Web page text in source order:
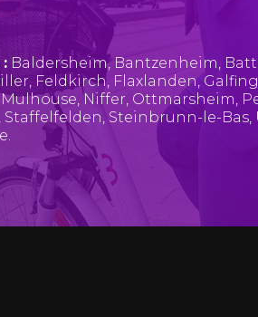
Baldersheim, Bantzenheim,
, Feldkirch, Flaxlanden,
Mulhouse, Niffer, Ottmarsheim,
, Staffelfelden, Steinbrunn-le-Bas,